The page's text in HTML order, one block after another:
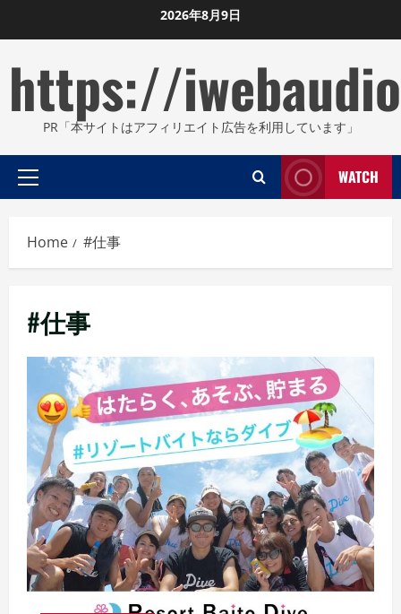
to
2026年8月9日
https://
PR「本サイトはアフィリエイト広告を利用しています」
Primary
WATCH
Home #仕事
#仕事